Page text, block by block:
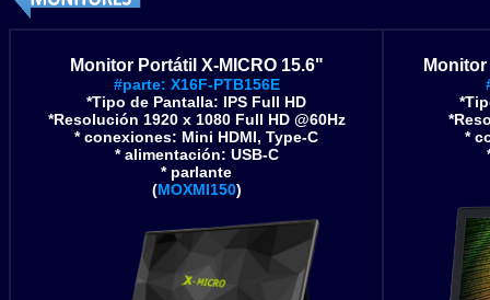
Monitor Portátil X-MICRO 15.6"
#parte: X16F-PTB156E
*Tipo de Pantalla: IPS Full HD
*Resolución 1920 x 1080Full HD @60Hz
* conexiones: Mini HDMI, Type-C
* alimentación: USB-C
* parlante
(MOXMI150)
*